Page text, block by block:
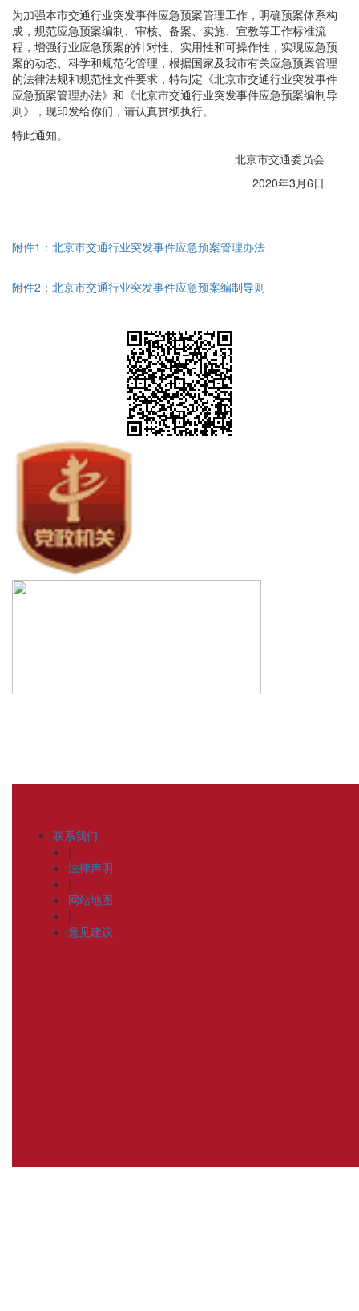
为加强本市交通行业突发事件应急预案管理工作，明确预案体系构
成，规范应急预案编制、审核、备案、实施、宣教等工作标准流
程，增强行业应急预案的针对性、实用性和可操作性，实现应急预
案的动态、科学和规范化管理，根据国家及我市有关应急预案管理
的法律法规和规范性文件要求，特制定《北京市交通行业突发事件
应急预案管理办法》和《北京市交通行业突发事件应急预案编制导
则》，现印发给你们，请认真贯彻执行。
特此通知。
北京市交通委员会
2020年3月6日
附件1：北京市交通行业突发事件应急预案管理办法
附件2：北京市交通行业突发事件应急预案编制导则
联系我们
|
法律声明
|
网站地图
|
意见建议